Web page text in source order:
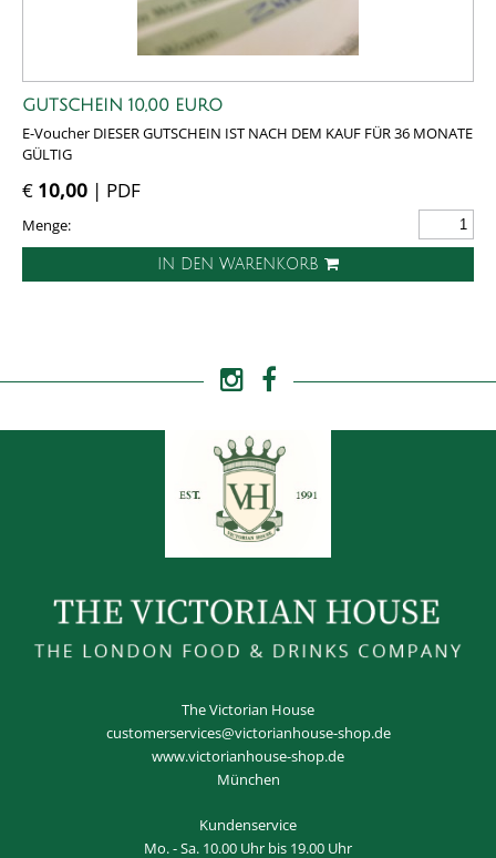
GUTSCHEIN 10,00 EURO
E-Voucher DIESER GUTSCHEIN IST NACH DEM KAUF FÜR 36 MONATE
GÜLTIG
€ 10,00 | PDF
Menge:
IN DEN WARENKORB
The Victorian House
customerservices@victorianhouse-shop.de
www.victorianhouse-shop.de
München
Kundenservice
Mo. - Sa. 10.00 Uhr bis 19.00 Uhr